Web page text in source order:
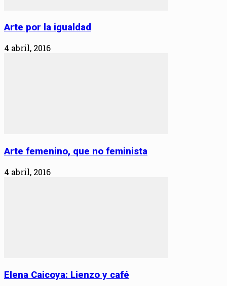
Arte por la igualdad
4 abril, 2016
Arte femenino, que no feminista
4 abril, 2016
Elena Caicoya: Lienzo y café